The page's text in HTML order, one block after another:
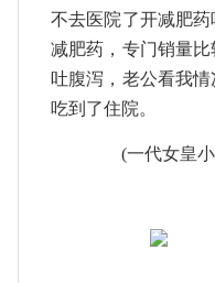
不去医院了开减肥
减肥药，专门销量
吐腹泻，老公看我
吃到了住院。
(一代女皇小